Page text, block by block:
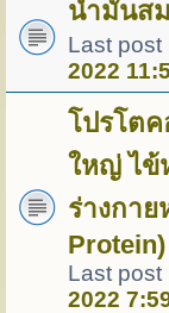
น้ำมันส
Last post
2022
โปรโต
ใหญ่ ไข้
ร่างกา
Protein)
Last post
2022